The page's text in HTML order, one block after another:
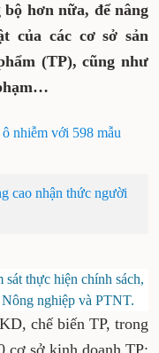
hơn nữa, để nâng
của các cơ sở sản
(TP), cũng như
nhiễm với 598 mẫu
cao nhận thức người
thực hiện chính sách,
nghiệp và PTNT.
chế biến TP, trong
cơ sở kinh doanh TP;